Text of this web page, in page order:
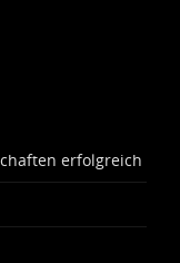
erfolgreich